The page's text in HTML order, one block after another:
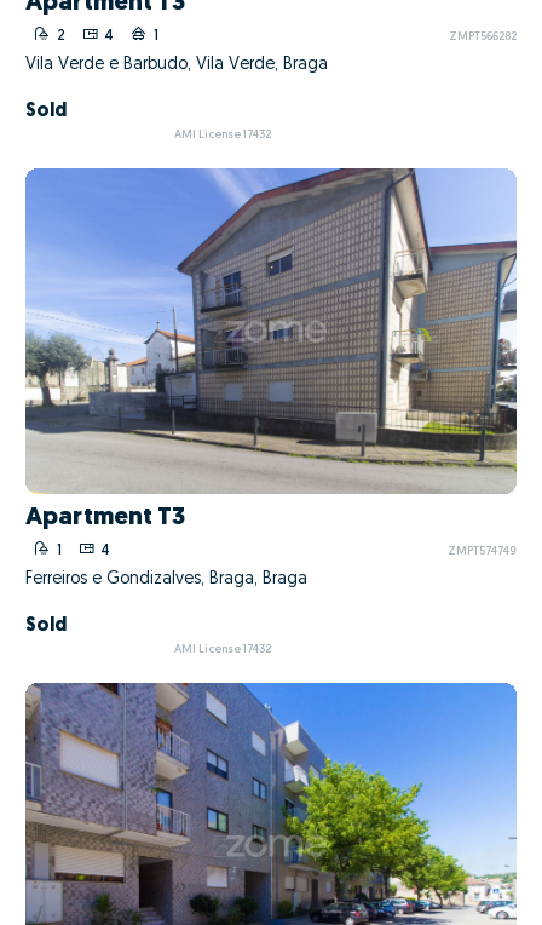
2 4 1 ZMPT566282
Vila Verde e Barbudo, Vila Verde, Braga
Sold
AMI License 17432
Apartment T3
1 4 ZMPT574749
Ferreiros e Gondizalves, Braga, Braga
Sold
AMI License 17432